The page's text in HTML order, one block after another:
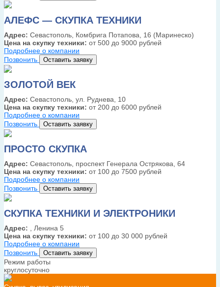
АЛЕФС — СКУПКА ТЕХНИКИ
Адрес: Севастополь, Комбрига Потапова, 16 (Маринеско)
Цена на скупку техники: от 500 до 9000 рублей
Подробнее о компании
Позвонить
Оставить заявку
ЗОЛОТОЙ ВЕК
Адрес: Севастополь, ул. Руднева, 10
Цена на скупку техники: от 200 до 6000 рублей
Подробнее о компании
Позвонить
Оставить заявку
ПРОСТО СКУПКА
Адрес: Севастополь, проспект Генерала Острякова, 64
Цена на скупку техники: от 100 до 7500 рублей
Подробнее о компании
Позвонить
Оставить заявку
СКУПКА ТЕХНИКИ И ЭЛЕКТРОНИКИ
Адрес: , Ленина 5
Цена на скупку техники: от 100 до 30 000 рублей
Подробнее о компании
Позвонить
Оставить заявку
Режим работы
круглосуточно